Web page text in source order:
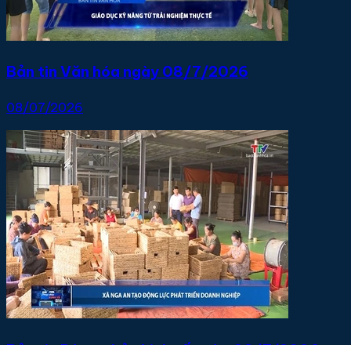
Bản tin Văn hóa ngày 08/7/2026
08/07/2026